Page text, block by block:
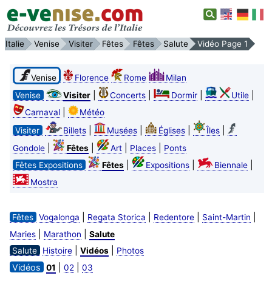
Italie Venise Visiter Fêtes Fêtes Salute Vidéo Page 1
Venise Florence Rome
Milan
Venise
Visiter| Concerts| Dormir| Utile|
Carnaval|
Météo
Visiter
Billets| Musées| Églises| Îles|
Gondole| Fêtes| Art| Places|
Ponts
Fêtes Expositions
Fêtes| Expositions| Biennale|
Mostra
Fêtes Vogalonga Regata Storica Redentore| Saint-Martin
Maries| Marathon
Salute
Salute
Histoire| Vidéos| Photos
Vidéos 01 02 03